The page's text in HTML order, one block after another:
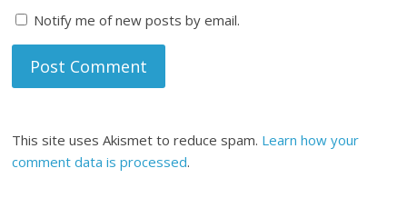
Notify me of new posts by email.
This site uses Akismet to reduce spam. Learn how your
comment data is processed.